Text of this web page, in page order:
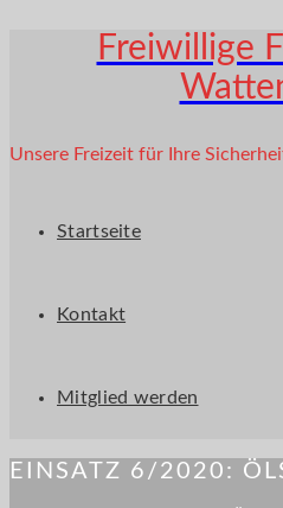
Freiwillige
Unsere Freizeit für Ihre
Startseite
Kontakt
Mitglied werden
EINSATZ 6/2020: